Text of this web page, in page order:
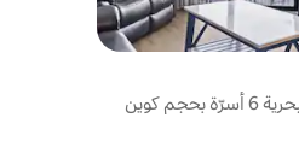
شقة على الواجهة البحرية 6 أسرّة بحجم كوين